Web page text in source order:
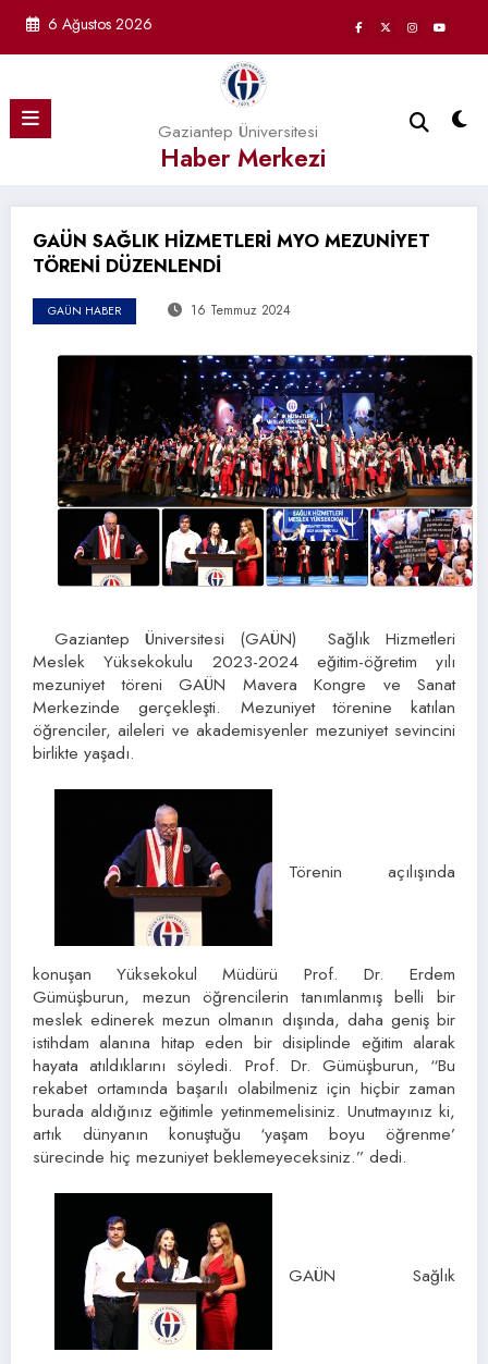
6 Ağustos 2026
Gaziantep Üniversitesi
Haber Merkezi
GAÜN SAĞLIK HİZMETLERİ MYO MEZUNİYET
TÖRENİ DÜZENLENDİ
GAÜN HABER 16 Temmuz 2024
Gaziantep Üniversitesi (GAÜN) Sağlık Hizmetleri
Meslek Yüksekokulu 2023-2024 eğitim-öğretim yılı
mezuniyet töreni GAÜN Mavera Kongre ve Sanat
Merkezinde gerçekleşti. Mezuniyet törenine katılan
öğrenciler, aileleri ve akademisyenler mezuniyet sevincini
birlikte yaşadı.
Törenin açılışında
konuşan Yüksekokul Müdürü Prof. Dr. Erdem
Gümüşburun, mezun öğrencilerin tanımlanmış belli bir
meslek edinerek mezun olmanın dışında, daha geniş bir
istihdam alanına hitap eden bir disiplinde eğitim alarak
hayata atıldıklarını söyledi. Prof. Dr. Gümüşburun, “Bu
rekabet ortamında başarılı olabilmeniz için hiçbir zaman
burada aldığınız eğitimle yetinmemelisiniz. Unutmayınız ki,
artık dünyanın konuştuğu ‘yaşam boyu öğrenme’
sürecinde hiç mezuniyet beklemeyeceksiniz.” dedi.
GAÜN Sağlık